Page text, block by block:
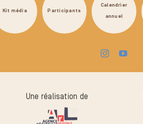
Kit média Participants
Calendrier
annuel
Une réalisation de